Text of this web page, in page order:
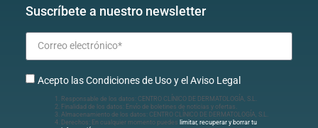
Suscríbete a nuestro newsletter
Acepto las Condiciones de Uso y el Aviso Legal
Responsable de los datos: CENTRO CLÍNICO DE DERMATOLOGÍA, S.L.
Finalidad de los datos: Envío de boletines de noticias y ofertas.
Almacenamiento de los datos: CENTRO CLÍNICO DE DERMATOLOGÍA, S.L.
Derechos: En cualquier momento puedes limitar, recuperar y borrar tu